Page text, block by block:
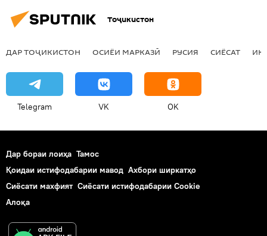
Тоҷикистон
ДАР ТОҶИКИСТОН ОСИЁИ МАРКАЗӢ РУСИЯ СИЁСАТ
Telegram VK OK
Дар бораи лоиҳа Тамос
Қоидаи истифодабарии мавод Ахбори ширкатҳо
Сиёсати махфият Сиёсати истифодабарии Cookie
Алоқа